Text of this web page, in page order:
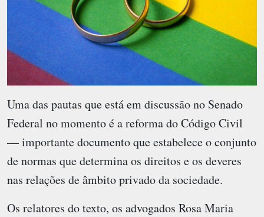
Uma das pautas que está em discussão no Senado
Federal no momento é a reforma do Código Civil
— importante documento que estabelece o conjunto
de normas que determina os direitos e os deveres
nas relações de âmbito privado da sociedade.
Os relatores do texto, os advogados Rosa Maria